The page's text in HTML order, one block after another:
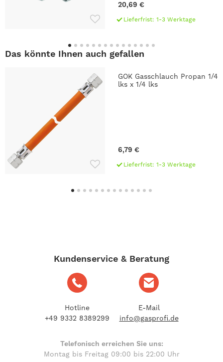
20,69 €
Lieferfrist: 1-3 Werktage
Das könnte Ihnen auch gefallen
GOK Gasschlauch Propan 1/4
lks x 1/4 lks
6,79 €
Lieferfrist: 1-3 Werktage
Kundenservice & Beratung
Hotline
+49 9332 8389299
E-Mail
info@gasprofi.de
Telefonisch erreichen Sie uns:
Montag bis Freitag 09:00 bis 22:00 Uhr